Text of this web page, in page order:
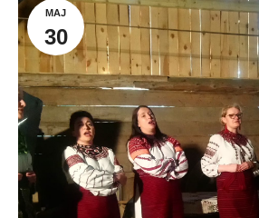
MAJ
30